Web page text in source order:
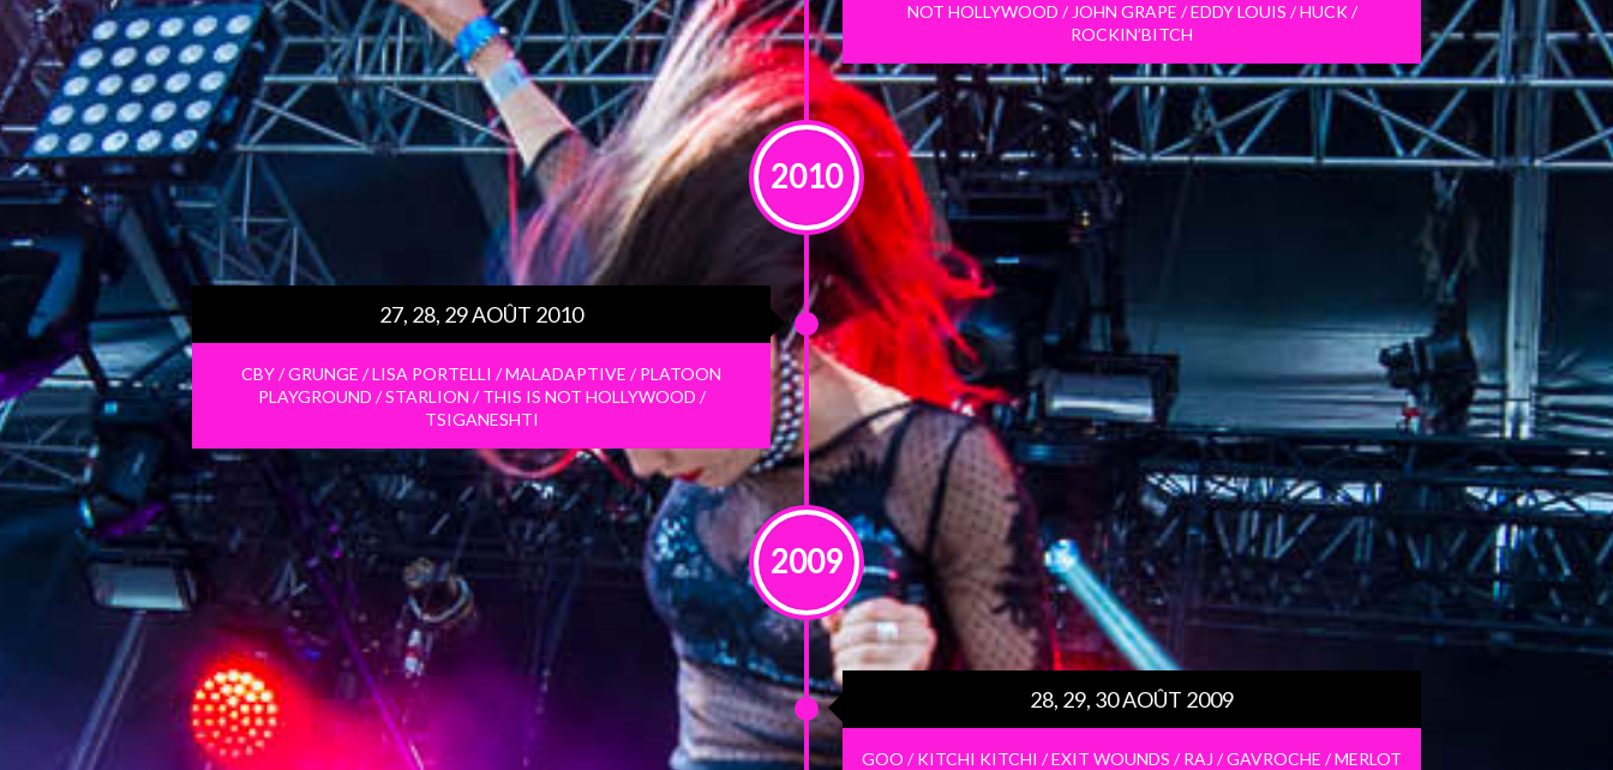
NOT HOLLYWOOD / JOHN GRAPE / EDDY LOUIS / HUCK /
ROCKIN’BITCH
2010
27, 28, 29 AOÛT 2010
CBY / GRUNGE / LISA PORTELLI / MALADAPTIVE / PLATOON
PLAYGROUND / STARLION / THIS IS NOT HOLLYWOOD /
TSIGANESHTI
2009
28, 29, 30 AOÛT 2009
GOO / KITCHI KITCHI / EXIT WOUNDS / RAJ / GAVROCHE / MERLOT